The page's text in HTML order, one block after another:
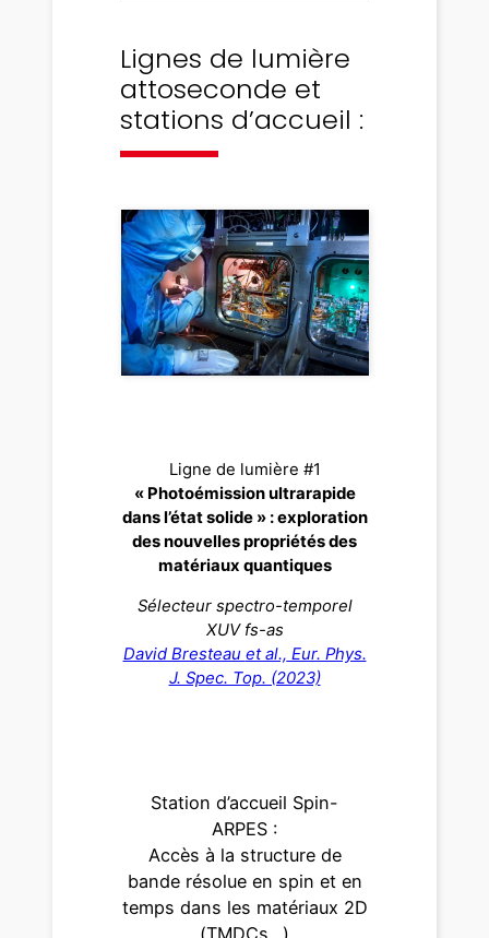
Lignes de lumière
attoseconde et
stations d’accueil :
Ligne de lumière #1
« Photoémission ultrarapide
dans l’état solide » : exploration
des nouvelles propriétés des
matériaux quantiques
Sélecteur spectro-temporel
XUV fs-as
David Bresteau et al., Eur. Phys.
J. Spec. Top. (2023)
Station d’accueil Spin-
ARPES :
Accès à la structure de
bande résolue en spin et en
temps dans les matériaux 2D
(TMDCs…)